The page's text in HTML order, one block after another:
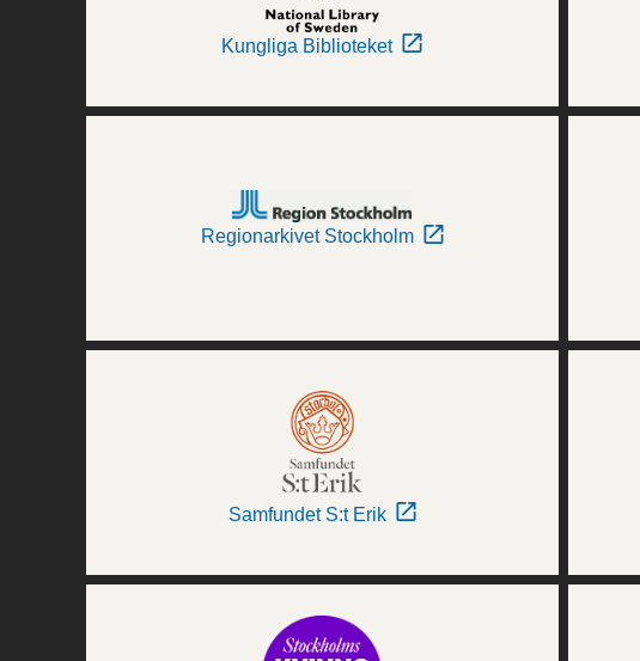
Kungliga Biblioteket
Regionarkivet Stockholm
Samfundet S:t Erik